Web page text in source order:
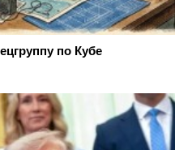
по Кубе